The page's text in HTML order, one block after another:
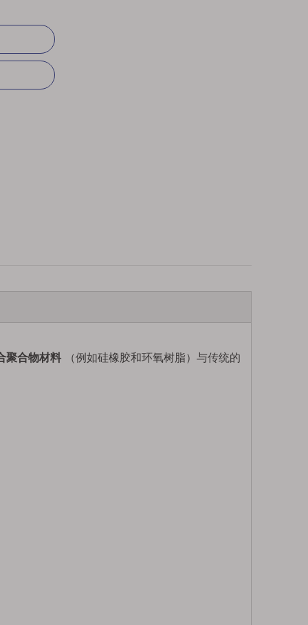
聚合物材料 （例如硅橡胶和环氧树脂）与传统的